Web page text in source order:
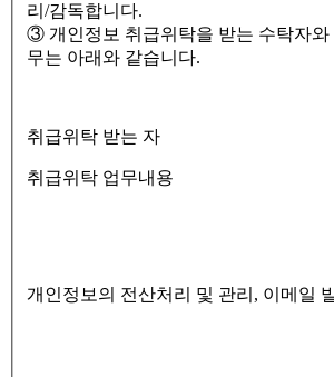
리/감독합니다.
③ 개인정보 취급위탁을 받는 수탁자와
무는 아래와 같습니다.
취급위탁 받는 자
취급위탁 업무내용
개인정보의 전산처리 및 관리, 이메일